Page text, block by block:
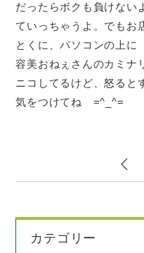
だったらボクも負けな
ていっちゃうよ。でもお
とくに、パソコンの上
容美おねぇさんのカミ
ニコしてるけど、怒ると
気をつけてね =^_^=
カテゴリー